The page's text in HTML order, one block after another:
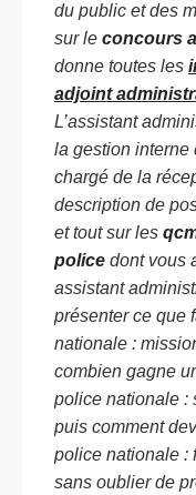
du public et des
sur le concours
donne toutes les
adjoint
L’assistant
la gestion interne
chargé de la
description de
et tout sur les
police dont vous
assistant
présenter ce que
nationale :
combien gagne
police nationale :
puis comment
police nationale :
sans oublier de